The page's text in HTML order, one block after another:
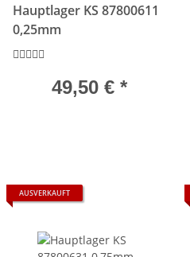
Hauptlager KS 87800611
0,25mm
49,50 € *
AUSVERKAUFT